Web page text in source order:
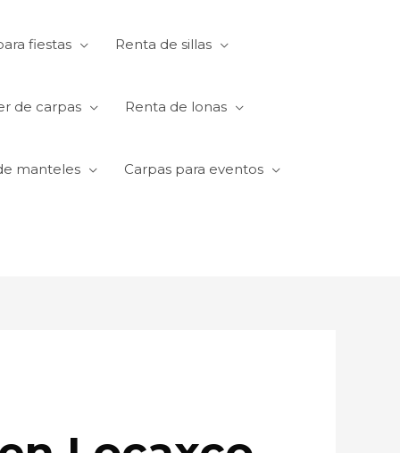
fiestas Renta de sillas
de carpas Renta de lonas
manteles Carpas para eventos